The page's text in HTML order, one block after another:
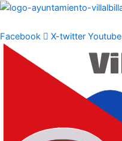
Ir
contenido
Facebook X-twitter Youtube